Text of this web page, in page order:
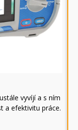
vyvíjí a s ním
a efektivitu práce.